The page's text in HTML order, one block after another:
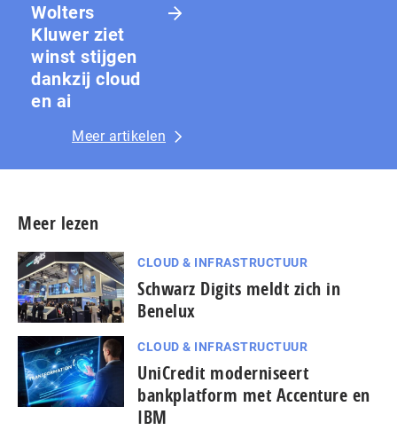
Wolters
Kluwer ziet
winst stijgen
dankzij cloud
en ai
Meer artikelen
Meer lezen
CLOUD & INFRASTRUCTUUR
Schwarz Digits meldt zich in
Benelux
CLOUD & INFRASTRUCTUUR
UniCredit moderniseert
bankplatform met Accenture en
IBM